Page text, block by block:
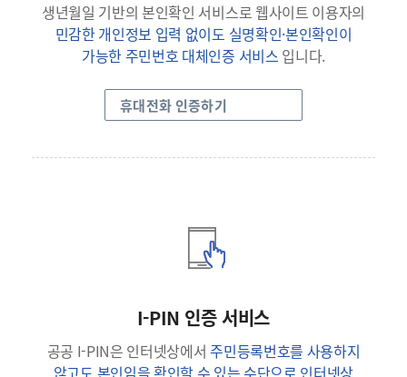
생년월일 기반의 본인확인 서비스로 웹사이트 이용자의
민감한 개인정보 입력 없이도 실명확인·본인확인이
가능한 주민번호 대체인증 서비스 입니다.
휴대전화 인증하기
I-PIN 인증 서비스
공공 I-PIN은 인터넷상에서주민등록번호를 사용하지
않고도 본인임을 확인할 수 있는 수단으로 인터넷상